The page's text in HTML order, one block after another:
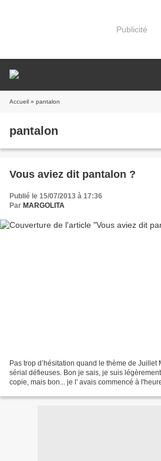
Publicité
Accueil » pantalon
pantalon
Vous aviez dit pantalon ?
Publié le 15/07/2013 à 17:36
Par MARGOLITA
Pas trop d’hésitation quand le thème de Juillet
sérial défieuses. Bon je sais, je suis
copie, mais bon... je l' avais commencé à